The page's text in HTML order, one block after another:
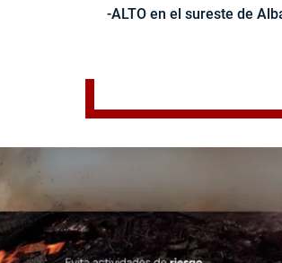
-ALTO en el sureste de